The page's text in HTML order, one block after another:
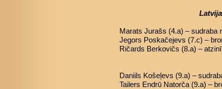
Marats Jurašs (4.a) – sudraba
Jegors Poskačejevs (7.c) –
Ričards Berkovičs (8.a) –
Daniils Košeļevs (9.a) –
Tailers Endrū Natorča (9.a) –